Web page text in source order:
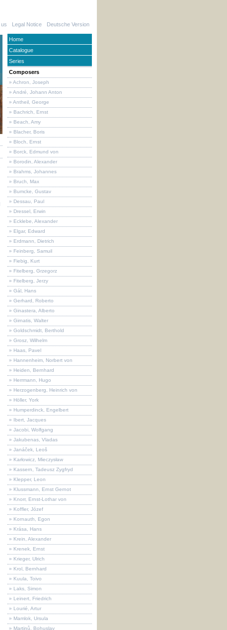
Deutsche Version
Legal Notice
Home
Catalogue
Series
Composers
» Achron, Joseph
» André, Johann Anton
» Antheil, George
» Bachrich, Ernst
» Beach, Amy
» Blacher, Boris
» Bloch, Ernst
» Borck, Edmund von
» Borodin, Alexander
» Brahms, Johannes
» Bruch, Max
» Bumcke, Gustav
» Dessau, Paul
» Dressel, Erwin
» Ecklebe, Alexander
» Elgar, Edward
» Erdmann, Dietrich
» Feinberg, Samuil
» Fiebig, Kurt
» Fitelberg, Grzegorz
» Fitelberg, Jerzy
» Gál, Hans
» Gerhard, Roberto
» Ginastera, Alberto
» Girnatis, Walter
» Goldschmidt, Berthold
» Grosz, Wilhelm
» Haas, Pavel
» Hannenheim, Norbert von
» Heiden, Bernhard
» Herrmann, Hugo
» Herzogenberg, Heinrich von
» Höller, York
» Humperdinck, Engelbert
» Ibert, Jacques
» Jacobi, Wolfgang
» Jakubenas, Vladas
» Janáček, Leoš
» Karłowicz, Mieczysław
» Kassern, Tadeusz Zygfryd
» Klepper, Leon
» Klussmann, Ernst Gernot
» Knorr, Ernst-Lothar von
» Koffler, Józef
» Kornauth, Egon
» Krása, Hans
» Krein, Alexander
» Krenek, Ernst
» Krieger, Ulrich
» Krol, Bernhard
» Kuula, Toivo
» Laks, Simon
» Leinert, Friedrich
» Lourié, Artur
» Mamlok, Ursula
» Martinů, Bohuslav